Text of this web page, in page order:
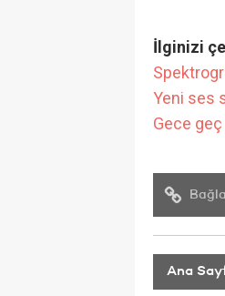
İlginizi
Yeni ses
Gece
Ana